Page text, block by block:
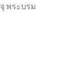
พระบรม